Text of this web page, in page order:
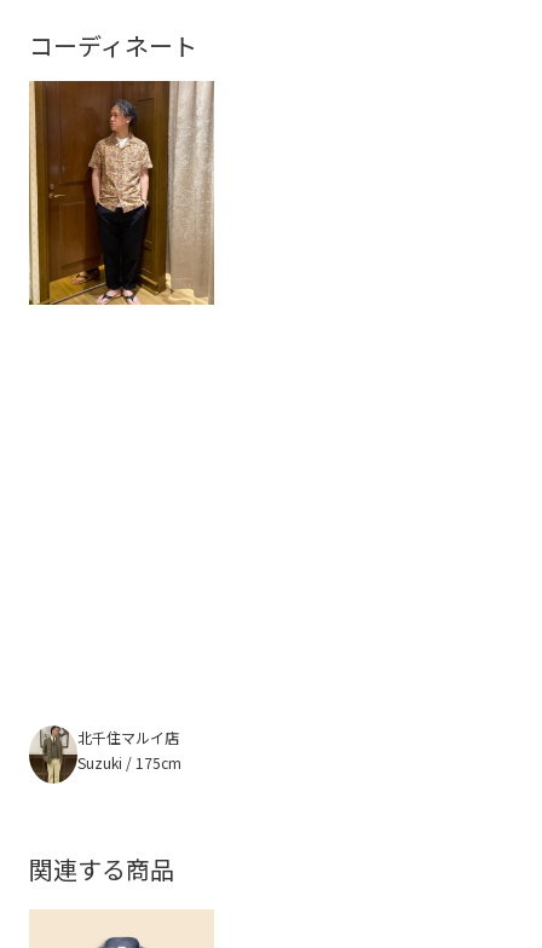
コーディネート
北千住マルイ店
Suzuki / 175cm
関連する商品